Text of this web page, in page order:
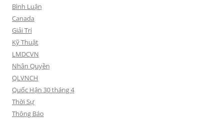
Bình Luận
Canada
Giải Trí
Kỹ Thuật
LMDCVN
Nhân Quyền
QLVNCH
Quốc Hận 30 tháng 4
Thời Sự
Thông Báo